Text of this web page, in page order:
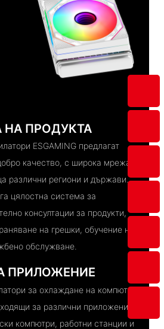
ПРОДУКТА
ESGAMING предлагат
качество, с широка мрежа за
различни региони и държави.
цялостна система за
консултации за продукти,
на грешки, обучение на
обслужване.
ПРИЛОЖЕНИЕ
за охлаждане на компютри
за различни приложения,
компютри, работни станции и